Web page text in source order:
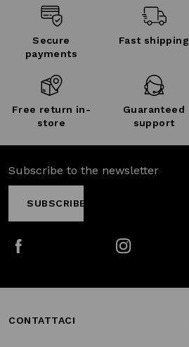
Secure
payments
Fast shipping
Free return in-
store
Guaranteed
support
Subscribe to the newsletter
SUBSCRIBE
CONTATTACI